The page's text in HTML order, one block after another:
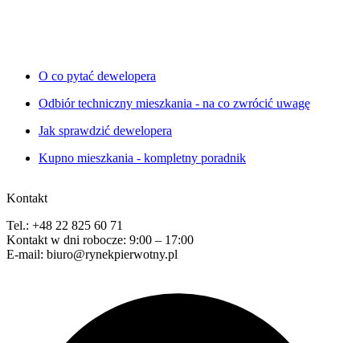
O co pytać dewelopera
Odbiór techniczny mieszkania - na co zwrócić uwagę
Jak sprawdzić dewelopera
Kupno mieszkania - kompletny poradnik
Kontakt
Tel.: +48 22 825 60 71
Kontakt w dni robocze: 9:00 – 17:00
E-mail: biuro@rynekpierwotny.pl